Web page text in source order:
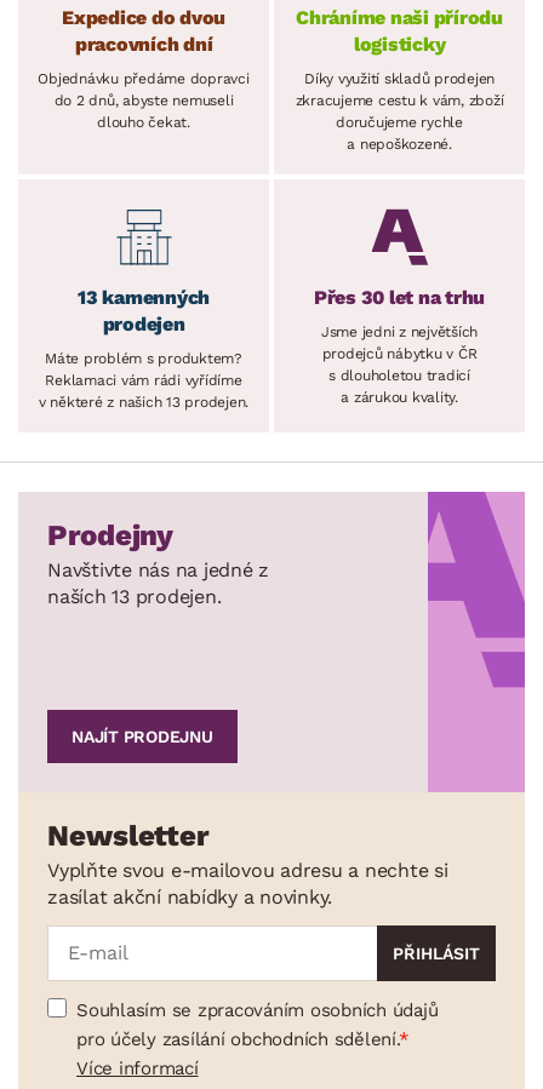
Expedice do dvou
pracovních dní
Objednávku předáme dopravci
do 2 dnů, abyste nemuseli
dlouho čekat.
Chráníme naši přírodu
logisticky
Díky využití skladů prodejen
zkracujeme cestu k vám, zboží
doručujeme rychle
a nepoškozené.
13 kamenných
prodejen
Máte problém s produktem?
Reklamaci vám rádi vyřídíme
v některé z našich 13 prodejen.
Přes 30 let na trhu
Jsme jedni z největších
prodejců nábytku v ČR
s dlouholetou tradicí
a zárukou kvality.
Prodejny
Navštivte nás na jedné z
naších 13 prodejen.
NAJÍT PRODEJNU
Newsletter
Vyplňte svou e-mailovou adresu a nechte si
zasílat akční nabídky a novinky.
Souhlasím se zpracováním osobních údajů
pro účely zasílání obchodních sdělení.
Více informací